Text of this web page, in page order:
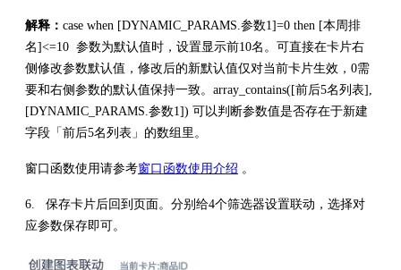
解释： case when [DYNAMIC_PARAMS.参数1]=0 then [本周排
名]<=10 参数为默认值时，设置显示前10名。可直接在卡片右
侧修改参数默认值，修改后的新默认值仅对当前卡片生效，0需
要和右侧参数的默认值保持一致。array_contains([前后5名列表],
[DYNAMIC_PARAMS.参数1]) 可以判断参数值是否存在于新建
字段「前后5名列表」的数组里。
窗口函数使用请参考窗口函数使用介绍 。
6. 保存卡片后回到页面。分别给4个筛选器设置联动，选择对
应参数保存即可。